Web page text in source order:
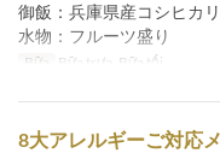
御飯：兵庫県産コシヒ
水物：フルーツ盛り
Bữa Bữa trưa, Bữa tối
8大アレルギーご対